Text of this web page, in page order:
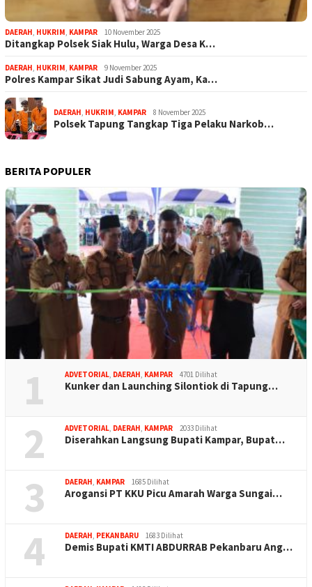
DAERAH, HUKRIM, KAMPAR 10 November 2025
Ditangkap Polsek Siak Hulu, Warga Desa K…
DAERAH, HUKRIM, KAMPAR 9 November 2025
Polres Kampar Sikat Judi Sabung Ayam, Ka…
DAERAH, HUKRIM, KAMPAR 8 November 2025
Polsek Tapung Tangkap Tiga Pelaku Narkob…
BERITA POPULER
1 ADVETORIAL, DAERAH, KAMPAR 4701 Dilihat
Kunker dan Launching Silontiok di Tapung…
2 ADVETORIAL, DAERAH, KAMPAR 2033 Dilihat
Diserahkan Langsung Bupati Kampar, Bupat…
3 DAERAH, KAMPAR 1685 Dilihat
Arogansi PT KKU Picu Amarah Warga Sungai…
4 DAERAH, PEKANBARU 1683 Dilihat
Demis Bupati KMTI ABDURRAB Pekanbaru Ang…